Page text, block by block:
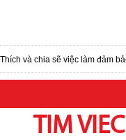
Thích và chia sẽ việc làm đảm
TIM